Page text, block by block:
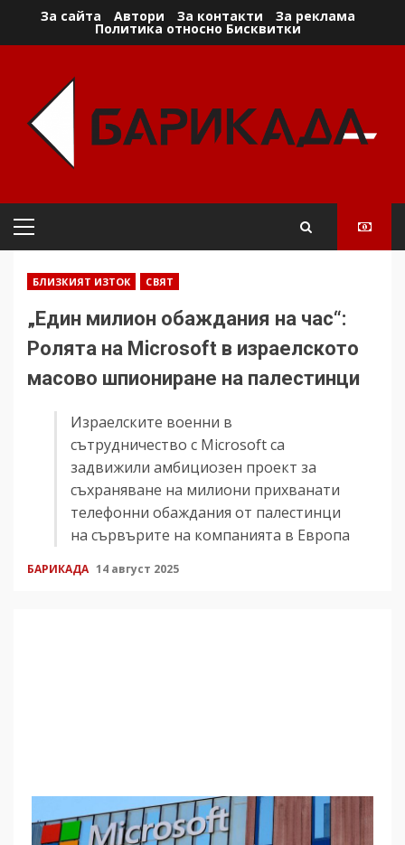
За сайта Автори За контакти За реклама
Политика относно Бисквитки
Primary
БЛИЗКИЯТ ИЗТОК СВЯТ
„Един милион обаждания на час“:
Ролята на Microsoft в израелското
масово шпиониране на палестинци
Израелските военни в
сътрудничество с Microsoft са
задвижили амбициозен проект за
съхраняване на милиони прихванати
телефонни обаждания от палестинци
на сървърите на компанията в Европа
БАРИКАДА 14 август 2025